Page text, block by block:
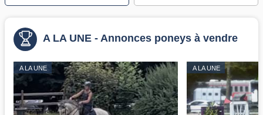
A LA UNE - Annonces poneys à vendre
A LA UNE A LA UNE